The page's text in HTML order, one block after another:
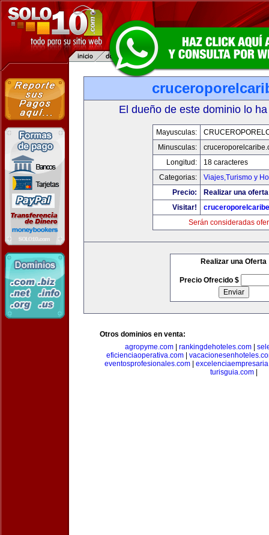
El dueño de este dominio lo
Mayusculas:
Minusculas:
Longitud:
18 caracteres
Categorias:
Viajes,Turismo y
Precio:
Realizar una
Visitar!
Serán consideradas
Realizar una Oferta
Precio Ofrecido $
Otros dominios en venta:
agropyme.com| rankingdehoteles.com|
eficienciaoperativa.com
eventosprofesionales.com
turisguia.com|